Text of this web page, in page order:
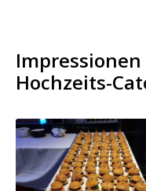
Impressionen
Hochzeits-